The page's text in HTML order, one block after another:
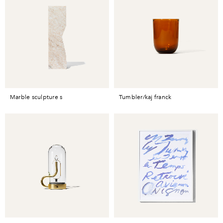
marble sculpture s tumbler/kaj franck